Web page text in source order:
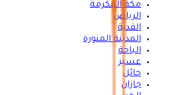
مكة المكرمة
الرياض
القدية
المدينة المنورة
الباحة
عسير
حائل
جازان